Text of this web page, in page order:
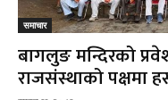
समाचार
बागलुङ मन्दिरको
राजसंस्थाको पक्षमा